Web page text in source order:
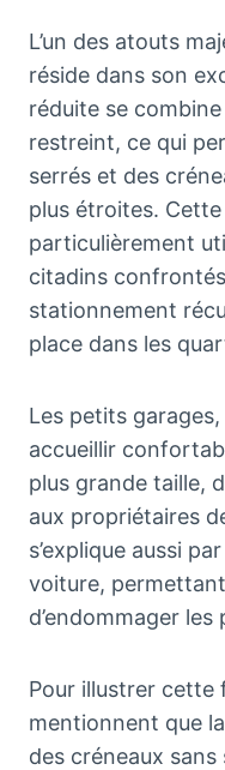
L’un des atouts
réside dans son
réduite se
restreint, ce qui
serrés et des
plus étroites.
particulièrement
citadins
stationnement
place dans les
Les petits
accueillir
plus grande taille,
aux propriétaires
s’explique aussi
voiture,
d’endommager les
Pour illustrer cette
mentionnent que
des créneaux